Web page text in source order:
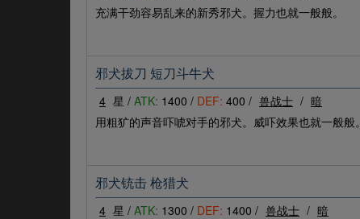
充满干劲容易乱来的新秀邪犬。握力也就一般般。
邪犬拔刀 短刀斗牛犬
4 星 / ATK: 1400 / DEF: 400 / 兽战士 / 暗
用粗犷的声音吓唬对手的邪犬。威吓效果也就一般般。
邪犬铳击 枪猎犬
4 星 / ATK: 1300 / DEF: 1400 / 兽战士 / 暗